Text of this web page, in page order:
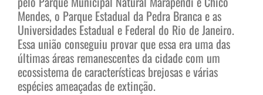
Mendes, o Parque Estadual da Pedra Branca e as
Universidades Estadual e Federal do Rio de Janeiro.
Essa união conseguiu provar que essa era uma das
últimas áreas remanescentes da cidade com um
ecossistema de características brejosas e várias
espécies ameaçadas de extinção.